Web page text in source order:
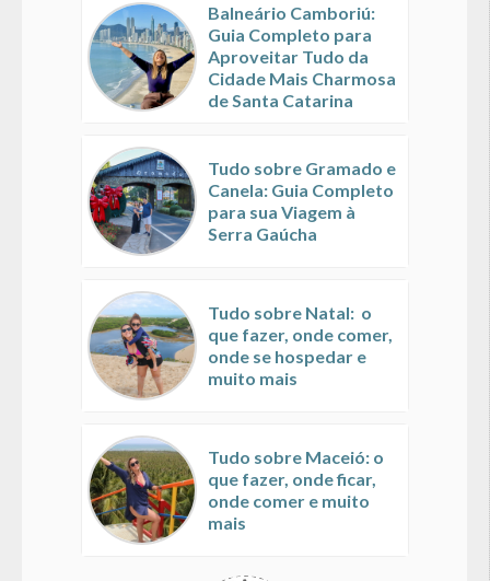
Balneário Camboriú:
Guia Completo para
Aproveitar Tudo da
Cidade Mais Charmosa
de Santa Catarina
Tudo sobre Gramado e
Canela: Guia Completo
para sua Viagem à
Serra Gaúcha
Tudo sobre Natal: o
que fazer, onde comer,
onde se hospedar e
muito mais
Tudo sobre Maceió: o
que fazer, onde ficar,
onde comer e muito
mais